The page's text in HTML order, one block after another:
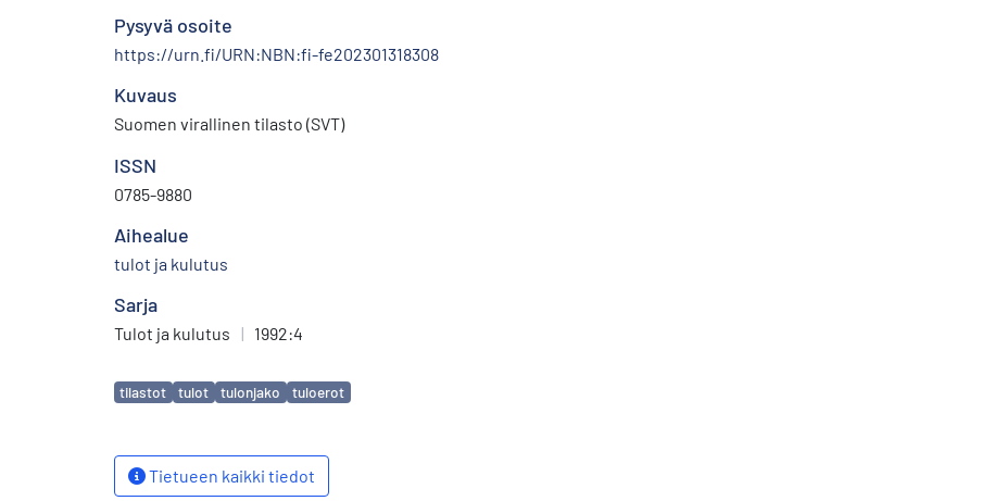
Pysyvä osoite
https://urn.fi/URN:NBN:fi-fe202301318308
Kuvaus
Suomen virallinen tilasto (SVT)
ISSN
0785-9880
Aihealue
tulot ja kulutus
Sarja
Tulot ja kulutus | 1992:4
Avainsanat
tilastot tulot tulonjako tuloerot
Tietueen kaikki tiedot